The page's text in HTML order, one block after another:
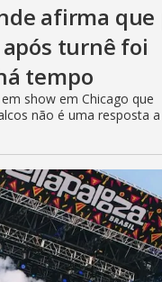
afirma que
turnê foi
tempo
show em Chicago que
não é uma resposta a